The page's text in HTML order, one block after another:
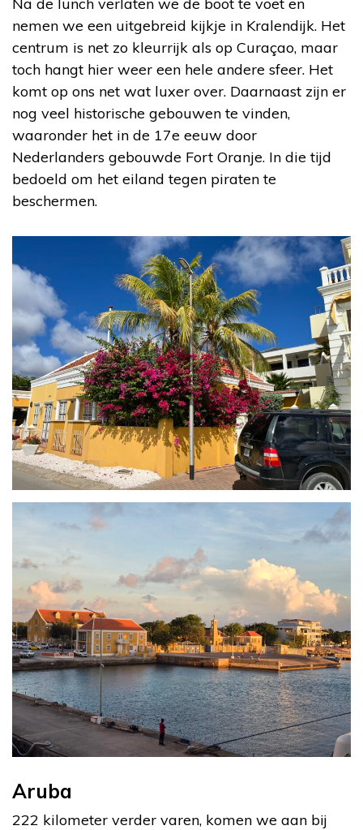
nemen we een uitgebreid kijkje in Kralendijk. Het
centrum is net zo kleurrijk als op Curaçao, maar
toch hangt hier weer een hele andere sfeer. Het
komt op ons net wat luxer over. Daarnaast zijn er
nog veel historische gebouwen te vinden,
waaronder het in de 17e eeuw door
Nederlanders gebouwde Fort Oranje. In die tijd
bedoeld om het eiland tegen piraten te
beschermen.
Aruba
222 kilometer verder varen, komen we aan bij